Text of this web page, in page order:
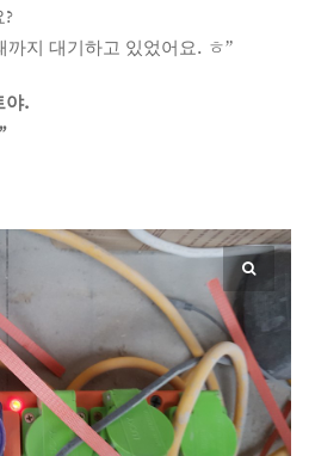
지 대기하고 있었어요. ㅎ”
야.